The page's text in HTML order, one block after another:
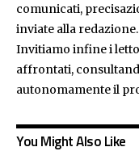
comunicati,
inviate alla redazione.
Invitiamo infine i
affrontati,
autonomamente il
You Might Also Like